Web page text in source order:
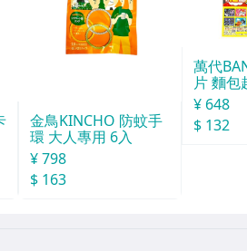
金鳥KINCHO 防蚊手
環 大人專用 6入
¥ 798
$ 163
萬代
片 麵包
¥ 648
$ 132